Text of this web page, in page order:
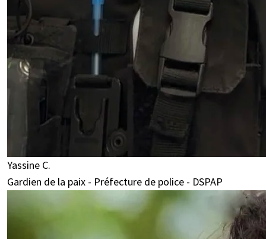
Yassine C.
Gardien de la paix - Préfecture de police - DSPAP